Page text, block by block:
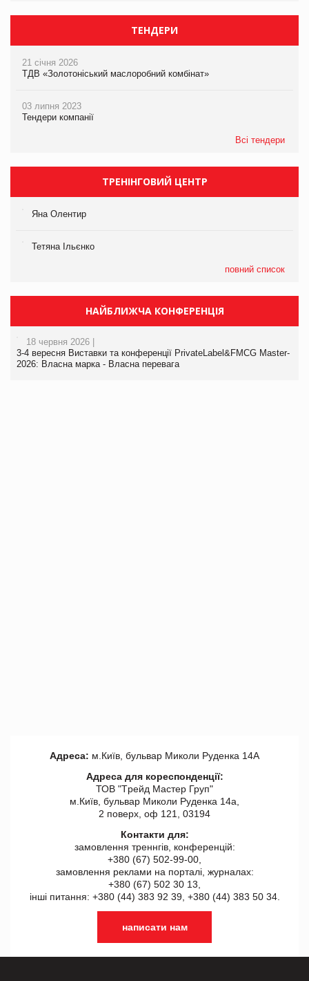
ТЕНДЕРИ
21 січня 2026
ТДВ «Золотоніський маслоробний комбінат»
03 липня 2023
Тендери компанії
Всі тендери
ТРЕНІНГОВИЙ ЦЕНТР
Яна Олентир
Тетяна Ільєнко
повний список
НАЙБЛИЖЧА КОНФЕРЕНЦІЯ
18 червня 2026 |
3-4 вересня Виставки та конференції PrivateLabel&FMCG Master-
2026: Власна марка - Власна перевага
Адреса: м.Київ, бульвар Миколи Руденка 14А
Адреса для кореспонденції:
ТОВ "Tрейд Мастер Груп"
м.Київ, бульвар Миколи Руденка 14а,
2 поверх, оф 121, 03194
Контакти для:
замовлення треннгів, конференцій:
+380 (67) 502-99-00,
замовлення реклами на порталі, журналах:
+380 (67) 502 30 13,
інші питання: +380 (44) 383 92 39, +380 (44) 383 50 34.
написати нам